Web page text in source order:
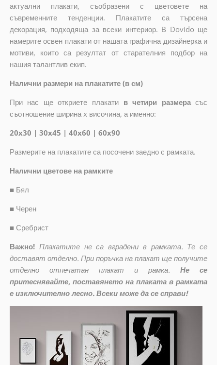
актуални плакати, съобразени с цветовете на
съвременните тенденции. Плакатите са търсена
декорация, подходяща за всеки интериор. В Dovido ще
намерите освен плакати от нашата графична дизайнерка и
мотиви, които са резултат от старателния подбор на
нашия талантлив екип.
Налични размери на плакатите (в см)
При нас ще откриете плакати в четири размера със
съотношение ширина x височина, а именно:
20x30 | 30x45 | 40x60 | 60x90
Размерите на плакатите са посочени заедно с рамката.
Налични цветове на рамките
■ Бял
■ Черен
■ Сребрист
Важно! Плакатите не са вградени в рамката. Те се
доставят отделно. При поръчка на плакат ще получите
отделно отпечатан плакат и рамка.
Не се
притеснявайте, поставянето на плаката в рамката
е изключително лесно. Всеки може да се справи!